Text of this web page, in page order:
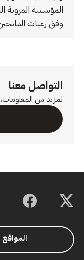
المؤسسة المرونة
وفق رغبات
التواصل معنا
لمزيد من
المواقع